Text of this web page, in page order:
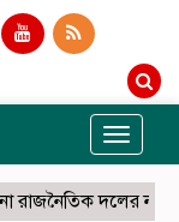
Toggle
দলের নয়: ভারপ্রাপ্ত